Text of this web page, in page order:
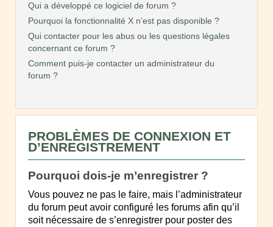
Qui a développé ce logiciel de forum ?
Pourquoi la fonctionnalité X n’est pas disponible ?
Qui contacter pour les abus ou les questions légales
concernant ce forum ?
Comment puis-je contacter un administrateur du
forum ?
PROBLÈMES DE CONNEXION ET
D’ENREGISTREMENT
Pourquoi dois-je m’enregistrer ?
Vous pouvez ne pas le faire, mais l’administrateur
du forum peut avoir configuré les forums afin qu’il
soit nécessaire de s’enregistrer pour poster des